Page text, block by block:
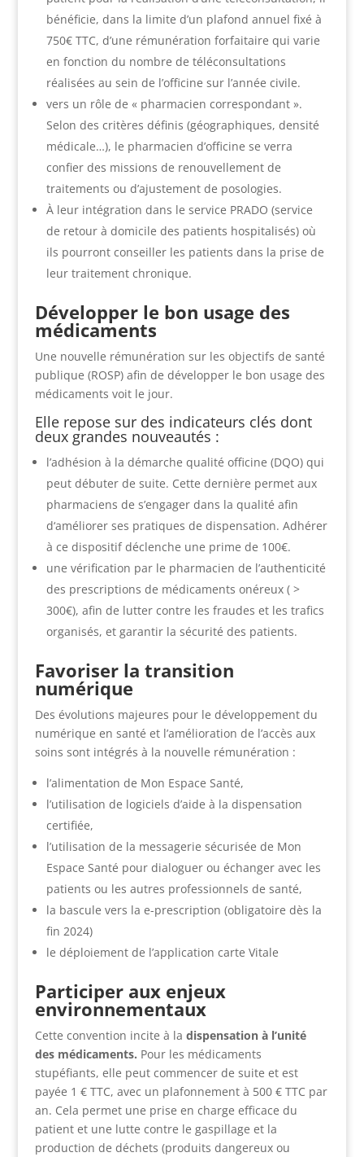
bénéficie, dans la limite d’un plafond annuel fixé à
750€ TTC, d’une rémunération forfaitaire qui varie
en fonction du nombre de téléconsultations
réalisées au sein de l’officine sur l’année civile.
vers un rôle de « pharmacien correspondant ».
Selon des critères définis (géographiques, densité
médicale…), le pharmacien d’officine se verra
confier des missions de renouvellement de
traitements ou d’ajustement de posologies.
À leur intégration dans le service PRADO (service
de retour à domicile des patients hospitalisés) où
ils pourront conseiller les patients dans la prise de
leur traitement chronique.
Développer le bon usage des
médicaments
Une nouvelle rémunération sur les objectifs de santé
publique (ROSP) afin de développer le bon usage des
médicaments voit le jour.
Elle repose sur des indicateurs clés dont
deux grandes nouveautés :
l’adhésion à la démarche qualité officine (DQO) qui
peut débuter de suite. Cette dernière permet aux
pharmaciens de s’engager dans la qualité afin
d‘améliorer ses pratiques de dispensation. Adhérer
à ce dispositif déclenche une prime de 100€.
une vérification par le pharmacien de l’authenticité
des prescriptions de médicaments onéreux ( >
300€), afin de lutter contre les fraudes et les trafics
organisés, et garantir la sécurité des patients.
Favoriser la transition
numérique
Des évolutions majeures pour le développement du
numérique en santé et l’amélioration de l’accès aux
soins sont intégrés à la nouvelle rémunération :
l’alimentation de Mon Espace Santé,
l’utilisation de logiciels d’aide à la dispensation
certifiée,
l’utilisation de la messagerie sécurisée de Mon
Espace Santé pour dialoguer ou échanger avec les
patients ou les autres professionnels de santé,
la bascule vers la e-prescription (obligatoire dès la
fin 2024)
le déploiement de l’application carte Vitale
Participer aux enjeux
environnementaux
Cette convention incite à la dispensation à l’unité
des médicaments. Pour les médicaments
stupéfiants, elle peut commencer de suite et est
payée 1 € TTC, avec un plafonnement à 500 € TTC par
an. Cela permet une prise en charge efficace du
patient et une lutte contre le gaspillage et la
production de déchets (produits dangereux ou